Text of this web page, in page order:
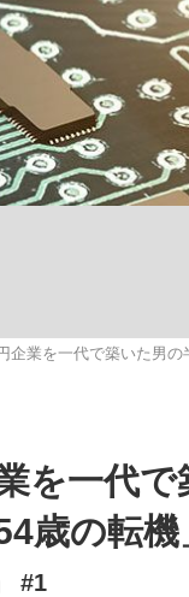
敗する。でも…」本田
年
#玉木
企業を一代で築いた男
を一代
歳の転機
#1